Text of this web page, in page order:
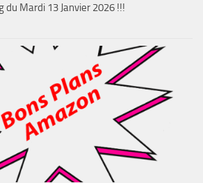
du Mardi 13 Janvier 2026 !!!